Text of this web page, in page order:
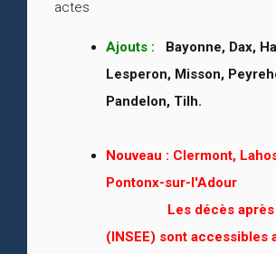
actes
Ajouts : Bayonne, Dax,
Lesperon, Misson,
Pandelon, Tilh.
Nouveau : Clermont,
Pontonx-sur-l'Adour
Les décès après
(INSEE) sont accessibles